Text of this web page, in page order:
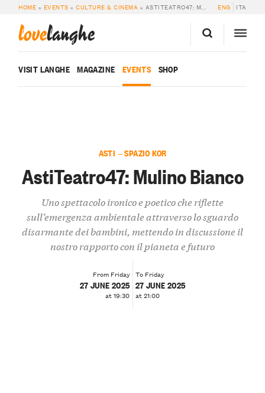
HOME » EVENTS »CULTURE & CINEMA » ASTITEATRO47: MULINO BIANCO ENG ITA
lovelanghe
VISIT LANGHE MAGAZINE EVENTS SHOP
ASTI — SPAZIO KOR
AstiTeatro47: Mulino Bianco
Uno spettacolo ironico e poetico che riflette
sull’emergenza ambientale attraverso lo sguardo
disarmante dei bambini, mettendo in discussione il
nostro rapporto con il pianeta e futuro
From Friday
27 JUNE 2025
at 19:30
To Friday
27 JUNE 2025
at 21:00